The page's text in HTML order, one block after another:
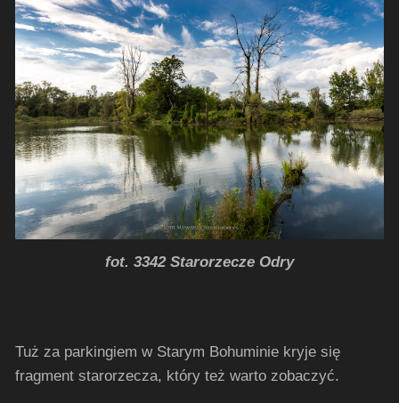
fot. 3342 Starorzecze Odry
Tuż za parkingiem w Starym Bohuminie kryje się
fragment starorzecza, który też warto zobaczyć.